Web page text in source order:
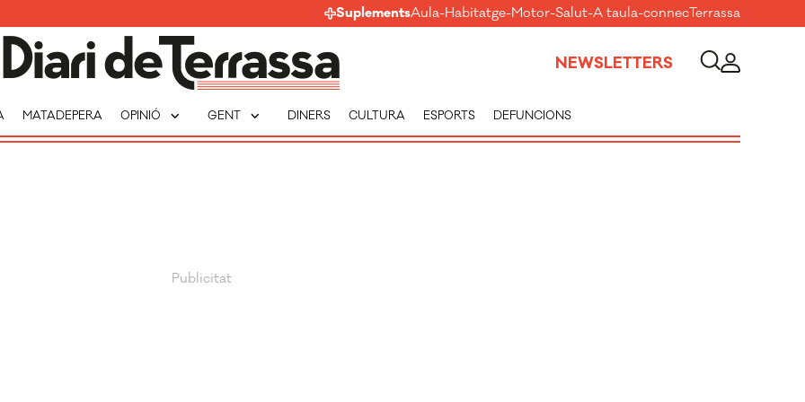
SuplementsAula-Habitatge-Motor-Salut-A taula-connecTerrassa
NEWSLETTERS
MATADEPERA OPINIÓ expand_more GENT expand_more DINERS CULTURA ESPORTS DEFUNCIONS